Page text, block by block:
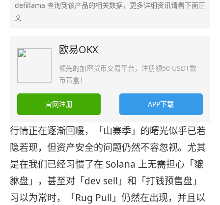
defillama 查询到该产品的相关数据，更多详细资讯请看下面正
文
欧易OKX
领先的加密货币交易平台，注册领50 USDT数
币盲盒！
官网注册 APP下载
行情正在逐渐回暖，「山寨季」的曙光似乎已若
隐若现，但资产安全的问题仍然不容忽视。尤其
是在我们已经习惯了在 Solana 上无需担心「貔
貅盘」，甚至对「dev sell」和「打钱预售盘」
习以为常时，「Rug Pull」仍然在出现，并且以